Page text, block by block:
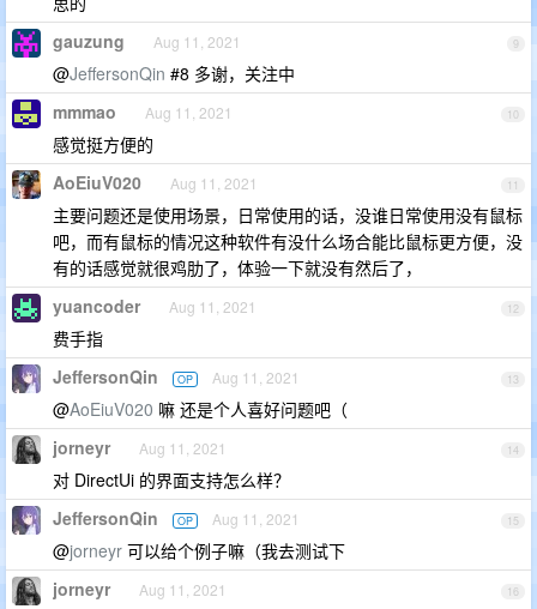
9
gauzung Aug 11, 2021
@JeffersonQin #8 多谢，关注中
10
mmmao Aug 11, 2021
感觉挺方便的
11
AoEiuV020 Aug 11, 2021
主要问题还是使用场景，日常使用的话，没谁日常使用没有鼠标
吧，而有鼠标的情况这种软件有没什么场合能比鼠标更方便，没
有的话感觉就很鸡肋了，体验一下就没有然后了，
12
yuancoder Aug 11, 2021
费手指
13
JeffersonQin OP Aug 11, 2021
@AoEiuV020 嘛 还是个人喜好问题吧（
14
jorneyr Aug 11, 2021
对 DirectUi 的界面支持怎么样？
15
JeffersonQin OP Aug 11, 2021
@jorneyr 可以给个例子嘛（我去测试下
16
jorneyr Aug 11, 2021